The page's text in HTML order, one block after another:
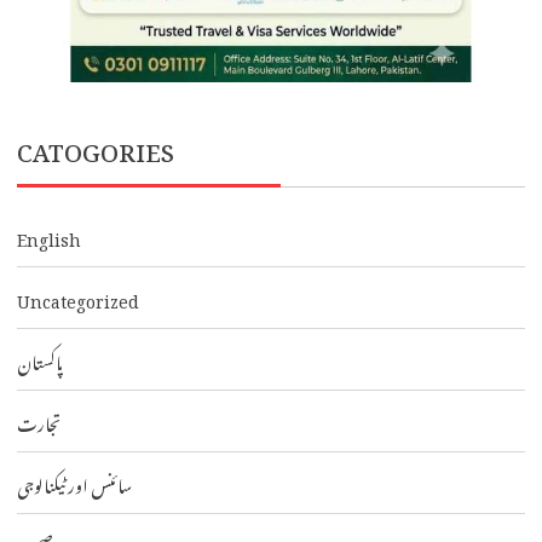
CATOGORIES
English
Uncategorized
پاکستان
تجارت
سائنس اور ٹیکنالوجی